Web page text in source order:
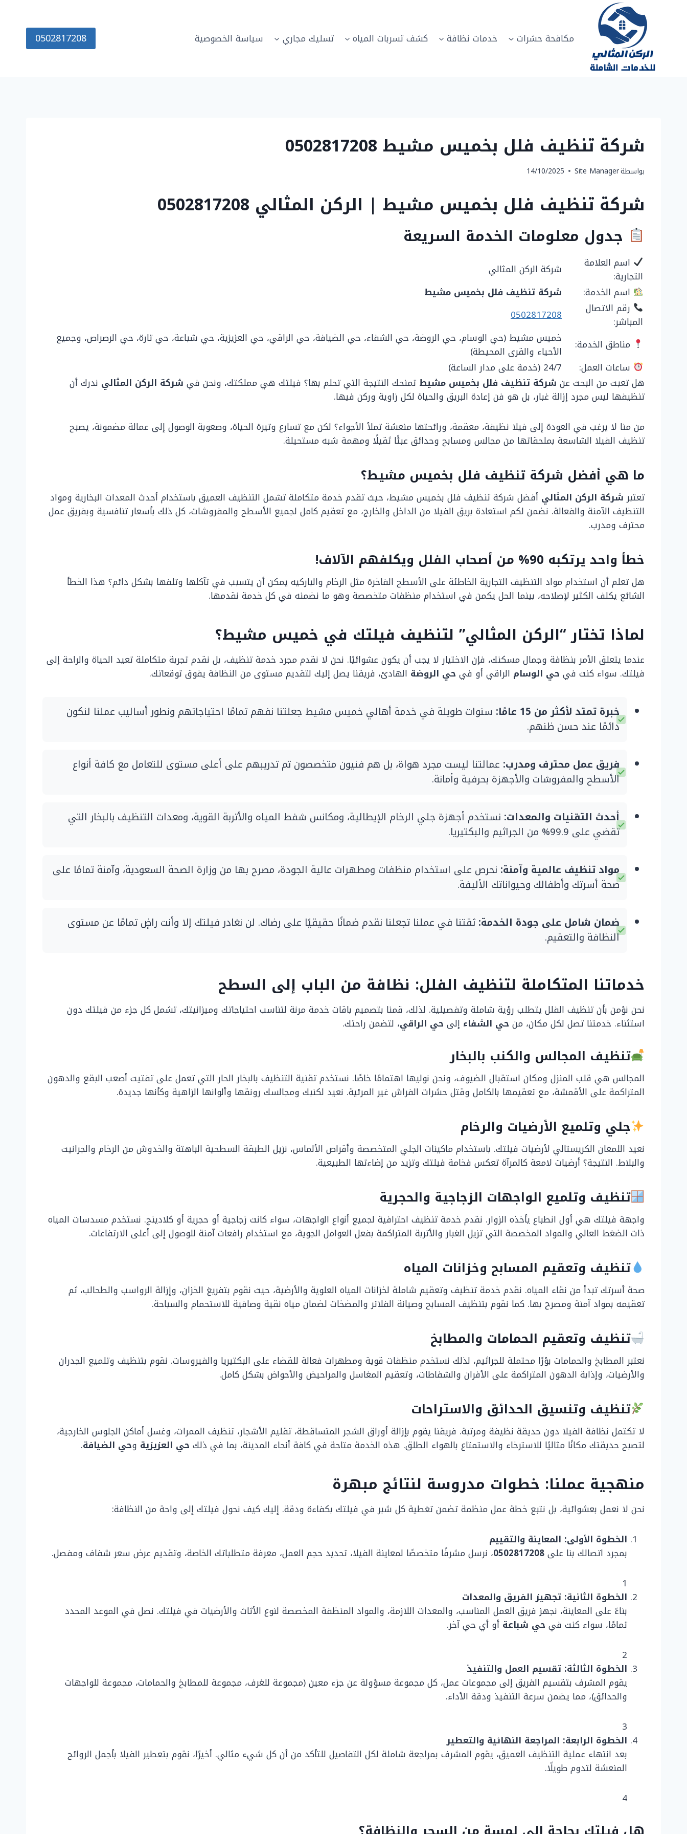
مكافحة حشرات خدمات نظافة كشف تسربات المياه تسليك مجاري سياسة الخصوصية 0502817208
شركة تنظيف فلل بخميس مشيط 0502817208
بواسطةSite Manager
14/10/2025
شركة تنظيف فلل بخميس مشيط | الركن المثالي 0502817208
جدول معلومات الخدمة السريعة
اسم العلامة
التجارية:
شركة الركن المثالي
اسم الخدمة:
شركة تنظيف فلل بخميس مشيط
رقم الاتصال
المباشر:
0502817208
مناطق الخدمة:
خميس مشيط (حي الوسام، حي الروضة، حي الشفاء، حي الضيافة، حي الراقي، حي العزيزية، حي شباعة، حي تارة، حي الرصراص، وجميع
الأحياء والقرى المحيطة)
ساعات العمل:
24/7 (خدمة على مدار الساعة)
هل تعبت من البحث عن شركة تنظيف فلل بخميس مشيط تمنحك النتيجة التي تحلم بها؟ فيلتك هي مملكتك، ونحن في شركة الركن المثالي ندرك أن
تنظيفها ليس مجرد إزالة غبار، بل هو فن إعادة البريق والحياة لكل زاوية وركن فيها.
من منا لا يرغب في العودة إلى فيلا نظيفة، معقمة، ورائحتها منعشة تملأ الأجواء؟ لكن مع تسارع وتيرة الحياة، وصعوبة الوصول إلى عمالة مضمونة، يصبح
تنظيف الفيلا الشاسعة بملحقاتها من مجالس ومسابح وحدائق عبئًا ثقيلًا ومهمة شبه مستحيلة.
ما هي أفضل شركة تنظيف فلل بخميس مشيط؟
تعتبر شركة الركن المثالي أفضل شركة تنظيف فلل بخميس مشيط، حيث تقدم خدمة متكاملة تشمل التنظيف العميق باستخدام أحدث المعدات البخارية ومواد
التنظيف الآمنة والفعالة. نضمن لكم استعادة بريق الفيلا من الداخل والخارج، مع تعقيم كامل لجميع الأسطح والمفروشات، كل ذلك بأسعار تنافسية وبفريق عمل
محترف ومدرب.
خطأ واحد يرتكبه 90% من أصحاب الفلل ويكلفهم الآلاف!
هل تعلم أن استخدام مواد التنظيف التجارية الخاطئة على الأسطح الفاخرة مثل الرخام والباركيه يمكن أن يتسبب في تآكلها وتلفها بشكل دائم؟ هذا الخطأ
الشائع يكلف الكثير لإصلاحه، بينما الحل يكمن في استخدام منظفات متخصصة وهو ما نضمنه في كل خدمة نقدمها.
لماذا تختار “الركن المثالي” لتنظيف فيلتك في خميس مشيط؟
عندما يتعلق الأمر بنظافة وجمال مسكنك، فإن الاختيار لا يجب أن يكون عشوائيًا. نحن لا نقدم مجرد خدمة تنظيف، بل نقدم تجربة متكاملة تعيد الحياة والراحة إلى
فيلتك. سواء كنت في حي الوسام الراقي أو في حي الروضة الهادئ، فريقنا يصل إليك لتقديم مستوى من النظافة يفوق توقعاتك.
خبرة تمتد لأكثر من 15 عامًا:
سنوات طويلة في خدمة أهالي خميس مشيط جعلتنا نفهم تمامًا احتياجاتهم ونطور أساليب عملنا لنكون
دائمًا عند حسن ظنهم.
فريق عمل محترف ومدرب: عمالتنا ليست مجرد هواة، بل هم فنيون متخصصون تم تدريبهم على أعلى مستوى للتعامل مع كافة أنواع
الأسطح والمفروشات والأجهزة بحرفية وأمانة.
أحدث التقنيات والمعدات: نستخدم أجهزة جلي الرخام الإيطالية، ومكانس شفط المياه والأتربة القوية، ومعدات التنظيف بالبخار التي
تقضي على 99.9% من الجراثيم والبكتيريا.
مواد تنظيف عالمية وآمنة: نحرص على استخدام منظفات ومطهرات عالية الجودة، مصرح بها من وزارة الصحة السعودية، وآمنة تمامًا على
صحة أسرتك وأطفالك وحيواناتك الأليفة.
ضمان شامل على جودة الخدمة:ثقتنا في عملنا تجعلنا نقدم ضمانًا حقيقيًا على رضاك. لن نغادر فيلتك إلا وأنت راضٍ تمامًا عن مستوى
النظافة والتعقيم.
خدماتنا المتكاملة لتنظيف الفلل: نظافة من الباب إلى السطح
نحن نؤمن بأن تنظيف الفلل يتطلب رؤية شاملة وتفصيلية. لذلك، قمنا بتصميم باقات خدمة مرنة لتناسب احتياجاتك وميزانيتك، تشمل كل جزء من فيلتك دون
استثناء. خدمتنا تصل لكل مكان، من حي الشفاء إلى حي الراقي، لتضمن راحتك.
تنظيف المجالس والكنب بالبخار
المجالس هي قلب المنزل ومكان استقبال الضيوف، ونحن نوليها اهتمامًا خاصًا. نستخدم تقنية التنظيف بالبخار الحار التي تعمل على تفتيت أصعب البقع والدهون
المتراكمة على الأقمشة، مع تعقيمها بالكامل وقتل حشرات الفراش غير المرئية. نعيد لكنبك ومجالسك رونقها وألوانها الزاهية وكأنها جديدة.
جلي وتلميع الأرضيات والرخام
نعيد اللمعان الكريستالي لأرضيات فيلتك. باستخدام ماكينات الجلي المتخصصة وأقراص الألماس، نزيل الطبقة السطحية الباهتة والخدوش من الرخام والجرانيت
والبلاط. النتيجة؟ أرضيات لامعة كالمرآة تعكس فخامة فيلتك وتزيد من إضاءتها الطبيعية.
تنظيف وتلميع الواجهات الزجاجية والحجرية
واجهة فيلتك هي أول انطباع يأخذه الزوار. نقدم خدمة تنظيف احترافية لجميع أنواع الواجهات، سواء كانت زجاجية أو حجرية أو كلادينج. نستخدم مسدسات المياه
ذات الضغط العالي والمواد المخصصة التي تزيل الغبار والأتربة المتراكمة بفعل العوامل الجوية، مع استخدام رافعات آمنة للوصول إلى أعلى الارتفاعات.
تنظيف وتعقيم المسابح وخزانات المياه
صحة أسرتك تبدأ من نقاء المياه. نقدم خدمة تنظيف وتعقيم شاملة لخزانات المياه العلوية والأرضية، حيث نقوم بتفريغ الخزان، وإزالة الرواسب والطحالب، ثم
تعقيمه بمواد آمنة ومصرح بها. كما نقوم بتنظيف المسابح وصيانة الفلاتر والمضخات لضمان مياه نقية وصافية للاستحمام والسباحة.
تنظيف وتعقيم الحمامات والمطابخ
نعتبر المطابخ والحمامات بؤرًا محتملة للجراثيم، لذلك نستخدم منظفات قوية ومطهرات فعالة للقضاء على البكتيريا والفيروسات. نقوم بتنظيف وتلميع الجدران
والأرضيات، وإذابة الدهون المتراكمة على الأفران والشفاطات، وتعقيم المغاسل والمراحيض والأحواض بشكل كامل.
تنظيف وتنسيق الحدائق والاستراحات
لا تكتمل نظافة الفيلا دون حديقة نظيفة ومرتبة. فريقنا يقوم بإزالة أوراق الشجر المتساقطة، تقليم الأشجار، تنظيف الممرات، وغسل أماكن الجلوس الخارجية،
لتصبح حديقتك مكانًا مثاليًا للاسترخاء والاستمتاع بالهواء الطلق. هذه الخدمة متاحة في كافة أنحاء المدينة، بما في ذلك حي العزيزية وحي الضيافة.
منهجية عملنا: خطوات مدروسة لنتائج مبهرة
نحن لا نعمل بعشوائية، بل نتبع خطة عمل منظمة تضمن تغطية كل شبر في فيلتك بكفاءة ودقة. إليك كيف نحول فيلتك إلى واحة من النظافة:
الخطوة الأولى: المعاينة والتقييم
بمجرد اتصالك بنا على0502817208، نرسل مشرفًا متخصصًا لمعاينة الفيلا، تحديد حجم العمل، معرفة متطلباتك الخاصة، وتقديم عرض سعر شفاف ومفصل.
1
الخطوة الثانية: تجهيز الفريق والمعدات
بناءً على المعاينة، نجهز فريق العمل المناسب، والمعدات اللازمة، والمواد المنظفة المخصصة لنوع الأثاث والأرضيات في فيلتك. نصل في الموعد المحدد
تمامًا، سواء كنت في حي شباعة أو أي حي آخر.
2
الخطوة الثالثة: تقسيم العمل والتنفيذ
يقوم المشرف بتقسيم الفريق إلى مجموعات عمل، كل مجموعة مسؤولة عن جزء معين (مجموعة للغرف، مجموعة للمطابخ والحمامات، مجموعة للواجهات
والحدائق)، مما يضمن سرعة التنفيذ ودقة الأداء.
3
الخطوة الرابعة: المراجعة النهائية والتعطير
بعد انتهاء عملية التنظيف العميق، يقوم المشرف بمراجعة شاملة لكل التفاصيل للتأكد من أن كل شيء مثالي. أخيرًا، نقوم بتعطير الفيلا بأجمل الروائح
المنعشة لتدوم طويلًا.
4